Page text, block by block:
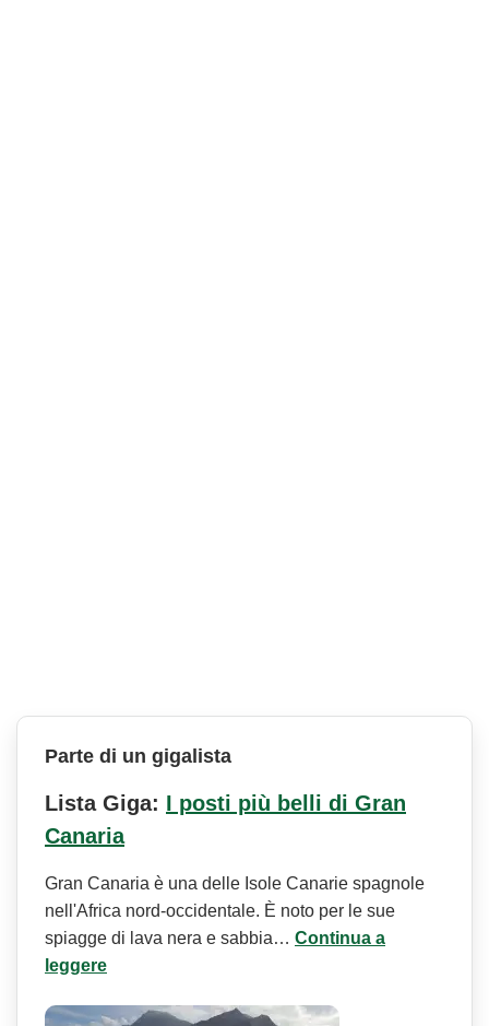
Parte di un gigalista
Lista Giga: I posti più belli di Gran
Canaria
Gran Canaria è una delle Isole Canarie spagnole
nell'Africa nord-occidentale. È noto per le sue
spiagge di lava nera e sabbia… Continua a
leggere